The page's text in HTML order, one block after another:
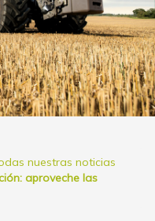
nuestras noticias
aproveche las